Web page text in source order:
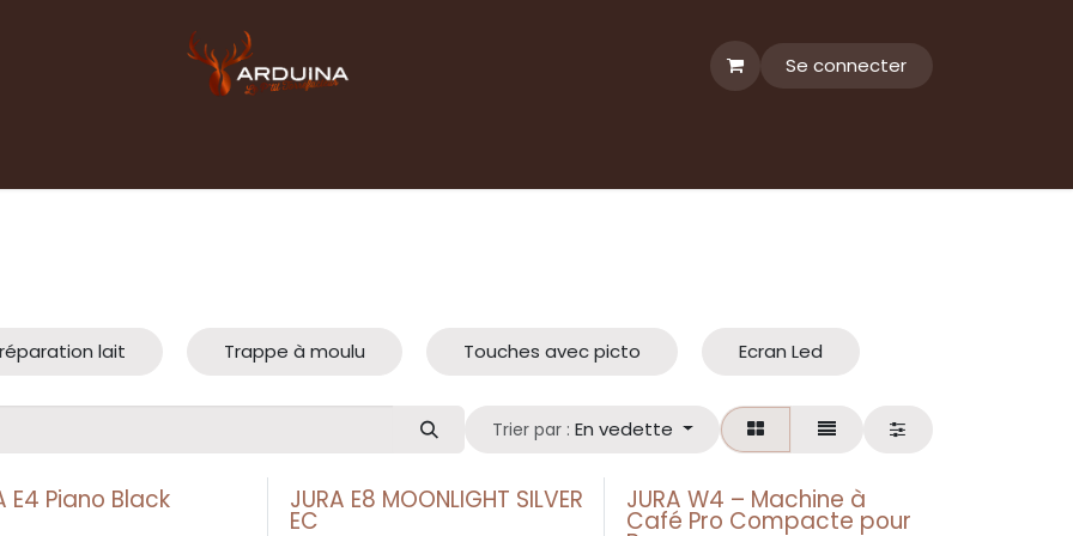
Se connecter
lait Trappe à moulu Touches avec picto Ecran Led
Trier par : En vedette
E4 Piano Black JURA E8 MOONLIGHT SILVER
EC
JURA W4 – Machine à
Café Pro Compacte pour